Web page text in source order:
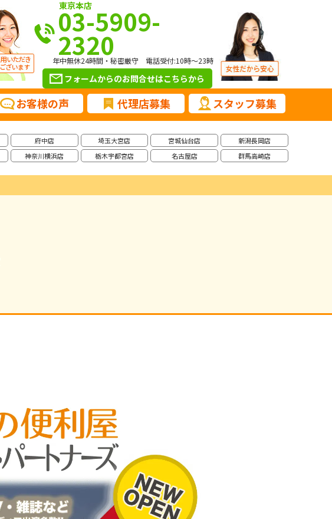
東京本店
03-5909-
2320
年中無休24時間・秘密厳守 電話受付:10時～23時
フォームからのお問合せはこちらから
お客様の声 代理店募集 スタッフ募集
府中店
神奈川横浜店
埼玉大宮店
栃木宇都宮店
宮城仙台店
名古屋店
新潟長岡店
群馬高崎店